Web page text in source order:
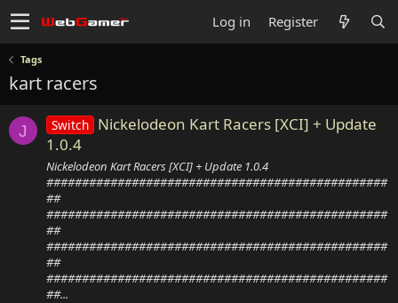
Log in Register
Tags
kart racers
J Switch Nickelodeon Kart Racers [XCI] + Update
1.0.4
Nickelodeon Kart Racers [XCI] + Update 1.0.4
################################################
##
################################################
##
################################################
##
################################################
##...